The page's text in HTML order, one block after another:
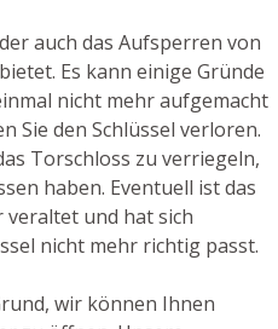
auch das Aufsperren von
Es kann einige Gründe
nicht mehr aufgemacht
Sie den Schlüssel verloren.
Torschloss zu verriegeln,
haben. Eventuell ist das
veraltet und hat sich
nicht mehr richtig passt.
wir können Ihnen